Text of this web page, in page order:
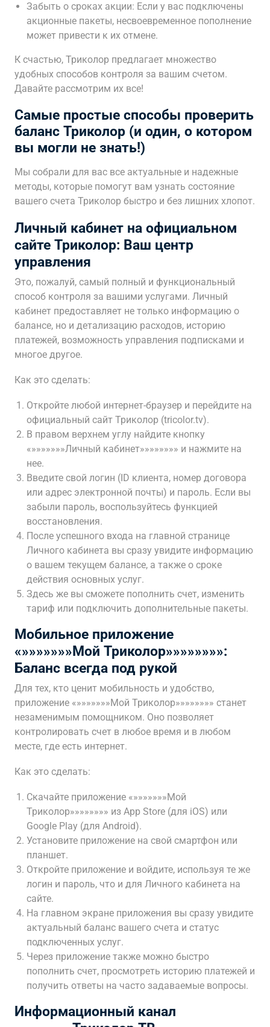
Забыть о сроках акции: Если у вас подключены
акционные пакеты, несвоевременное пополнение
может привести к их отмене.
К счастью, Триколор предлагает множество
удобных способов контроля за вашим счетом.
Давайте рассмотрим их все!
Самые простые способы проверить
баланс Триколор (и один, о котором
вы могли не знать!)
Мы собрали для вас все актуальные и надежные
методы, которые помогут вам узнать состояние
вашего счета Триколор быстро и без лишних хлопот.
Личный кабинет на официальном
сайте Триколор: Ваш центр
управления
Это, пожалуй, самый полный и функциональный
способ контроля за вашими услугами. Личный
кабинет предоставляет не только информацию о
балансе, но и детализацию расходов, историю
платежей, возможность управления подписками и
многое другое.
Как это сделать:
Откройте любой интернет-браузер и перейдите на
официальный сайт Триколор (tricolor.tv).
В правом верхнем углу найдите кнопку
«»»»»»»»Личный кабинет»»»»»»»» и нажмите на
нее.
Введите свой логин (ID клиента, номер договора
или адрес электронной почты) и пароль. Если вы
забыли пароль, воспользуйтесь функцией
восстановления.
После успешного входа на главной странице
Личного кабинета вы сразу увидите информацию
о вашем текущем балансе, а также о сроке
действия основных услуг.
Здесь же вы сможете пополнить счет, изменить
тариф или подключить дополнительные пакеты.
Мобильное приложение
«»»»»»»»Мой Триколор»»»»»»»»:
Баланс всегда под рукой
Для тех, кто ценит мобильность и удобство,
приложение «»»»»»»»Мой Триколор»»»»»»»» станет
незаменимым помощником. Оно позволяет
контролировать счет в любое время и в любом
месте, где есть интернет.
Как это сделать:
Скачайте приложение «»»»»»»»Мой
Триколор»»»»»»»» из App Store (для iOS) или
Google Play (для Android).
Установите приложение на свой смартфон или
планшет.
Откройте приложение и войдите, используя те же
логин и пароль, что и для Личного кабинета на
сайте.
На главном экране приложения вы сразу увидите
актуальный баланс вашего счета и статус
подключенных услуг.
Через приложение также можно быстро
пополнить счет, просмотреть историю платежей и
получить ответы на часто задаваемые вопросы.
Информационный канал